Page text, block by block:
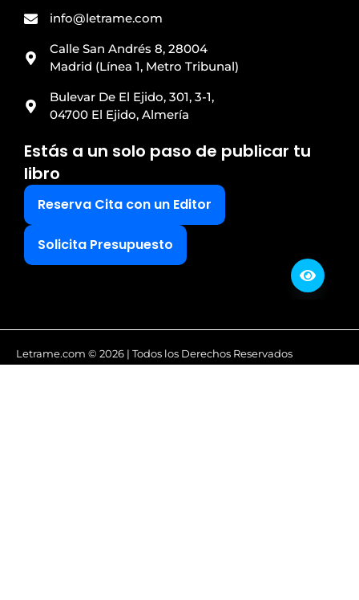
info@letrame.com
Calle San Andrés 8, 28004
Madrid (Línea 1, Metro Tribunal)
Bulevar De El Ejido, 301, 3-1,
04700 El Ejido, Almería
Estás a un solo paso de publicar tu
libro
Reserva Cita con un Editor
Solicita Presupuesto
Letrame.com © 2026 | Todos los Derechos Reservados